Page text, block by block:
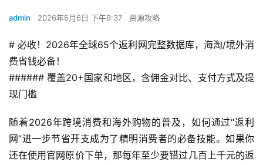
admin 2026年6月6日 下午9:37 资源攻略
# 必收！2026年全球65个返利网完整数据库，海淘/境外消
费省钱必备！
###### 覆盖20+国家和地区，含佣金对比、支付方式及提
现门槛
随着2026年跨境消费和海外购物的普及，如何通过“返利
网”进一步节省开支成为了精明消费者的必备技能。如果你
还在使用官网原价下单，那每年至少要错过几百上千元的返